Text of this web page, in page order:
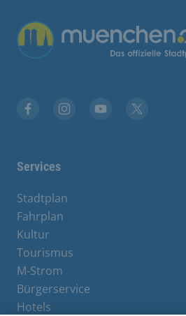
Übergreifende Links
Services
Stadtplan
Fahrplan
Kultur
Tourismus
M-Strom
Bürgerservice
Hotels